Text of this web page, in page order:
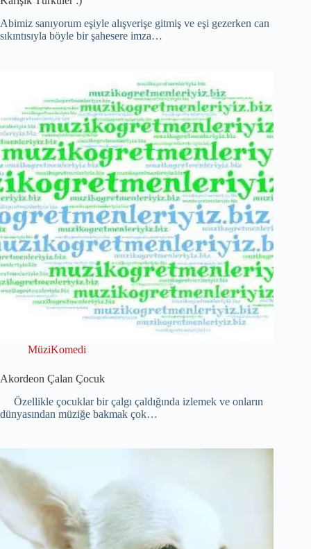
Abimiz sanıyorum eşiyle alışverişe gitmiş ve eşi gezerken can
sıkıntısıyla böyle bir şahesere imza…
MüziKomedi
Akordeon Çalan Çocuk
Özellikle çocuklar bir çalgı çaldığında izlemek ve onların
dünyasından müziğe bakmak çok…